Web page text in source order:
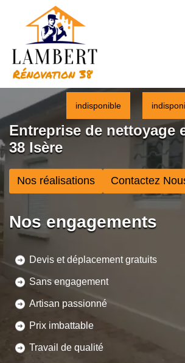
indisponible
Entreprise de nettoyage
38 Isère
Nos réalisations Contactez
Nos engagements
Devis et déplacement gratuits
Sans engagement
Artisan passionné
Prix imbattable
Travail de qualité